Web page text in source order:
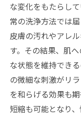
な変化をもたらし
常の洗浄方法では
皮膚の汚れやアレ
す。その結果、肌
な状態を維持でき
の微細な刺激がリ
を和らげる効果も
短縮も可能となり